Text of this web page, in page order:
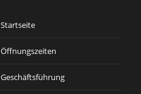
Startseite
Öffnungszeiten
Geschäftsführung